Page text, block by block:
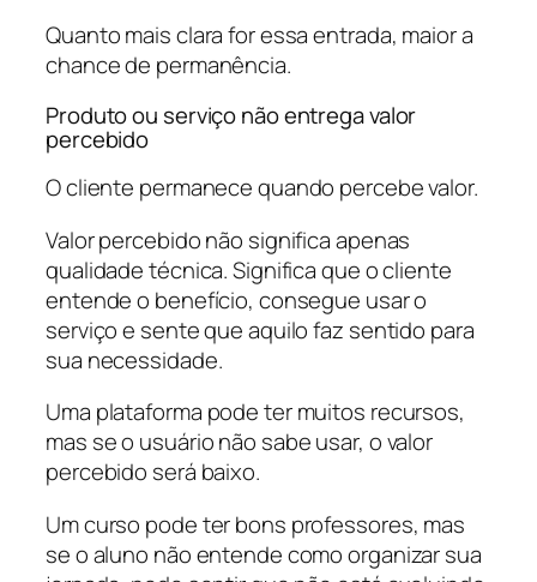
Quanto mais clara for essa entrada, maior a
chance de permanência.
Produto ou serviço não entrega valor
percebido
O cliente permanece quando percebe valor.
Valor percebido não significa apenas
qualidade técnica. Significa que o cliente
entende o benefício, consegue usar o
serviço e sente que aquilo faz sentido para
sua necessidade.
Uma plataforma pode ter muitos recursos,
mas se o usuário não sabe usar, o valor
percebido será baixo.
Um curso pode ter bons professores, mas
se o aluno não entende como organizar sua